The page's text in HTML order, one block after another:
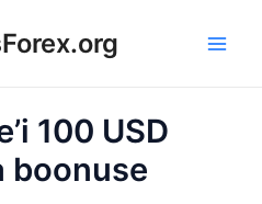
100 USD
boonuse